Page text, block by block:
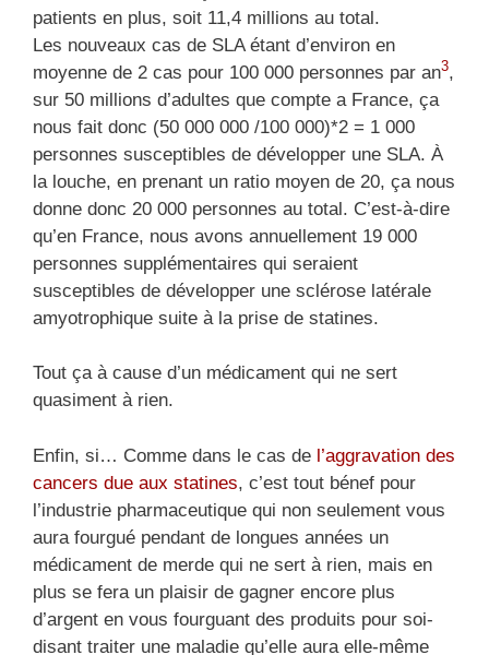
patients en plus, soit 11,4 millions au total.
Les nouveaux cas de SLA étant d’environ en
moyenne de 2 cas pour 100 000 personnes par an3,
sur 50 millions d’adultes que compte a France, ça
nous fait donc (50 000 000 /100 000)*2 = 1 000
personnes susceptibles de développer une SLA. À
la louche, en prenant un ratio moyen de 20, ça nous
donne donc 20 000 personnes au total. C’est-à-dire
qu’en France, nous avons annuellement 19 000
personnes supplémentaires qui seraient
susceptibles de développer une sclérose latérale
amyotrophique suite à la prise de statines.
Tout ça à cause d’un médicament qui ne sert
quasiment à rien.
Enfin, si… Comme dans le cas de l’aggravation des
cancers due aux statines, c’est tout bénef pour
l’industrie pharmaceutique qui non seulement vous
aura fourgué pendant de longues années un
médicament de merde qui ne sert à rien, mais en
plus se fera un plaisir de gagner encore plus
d’argent en vous fourguant des produits pour soi-
disant traiter une maladie qu’elle aura elle-même